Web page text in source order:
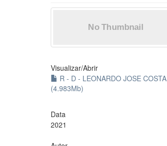
Visualizar/Abrir
R - D - LEONARDO JOSE
(4.983Mb)
Data
2021